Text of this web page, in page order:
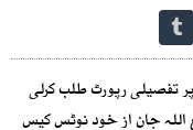
تفصیلی رپورٹ طلب کرلی